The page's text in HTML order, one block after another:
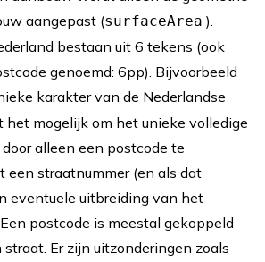
aangepast (surfaceArea ).
bestaan uit 6 tekens (ook
genoemd: 6pp). Bijvoorbeeld
karakter van de Nederlandse
het mogelijk om het unieke volledige
alleen een postcode te
een straatnummer (en als dat
eventuele uitbreiding van het
postcode is meestal gekoppeld
Er zijn uitzonderingen zoals